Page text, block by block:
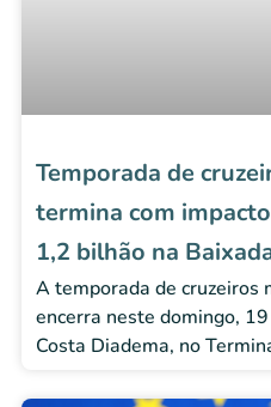
Temporada de
termina com
1,2 bilhão na
A temporada de
encerra neste domingo,
Costa Diadema, no